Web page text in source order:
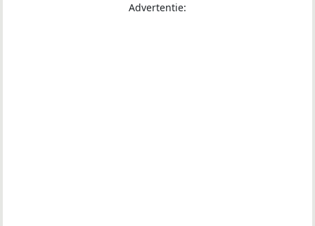
Advertentie: